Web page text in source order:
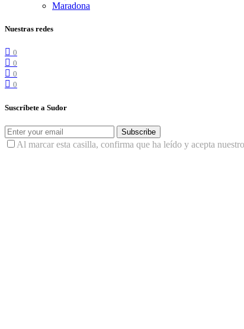
Maradona
Nuestras redes
0
0
0
0
Suscríbete a Sudor
Subscribe
Al marcar esta casilla, confirma que ha leído y acepta